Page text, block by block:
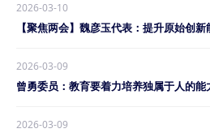
2026-03-10
【聚焦两会】魏彦玉代表：提升原始创
2026-03-09
曾勇委员：教育要着力培养独属于人的能
2026-03-09